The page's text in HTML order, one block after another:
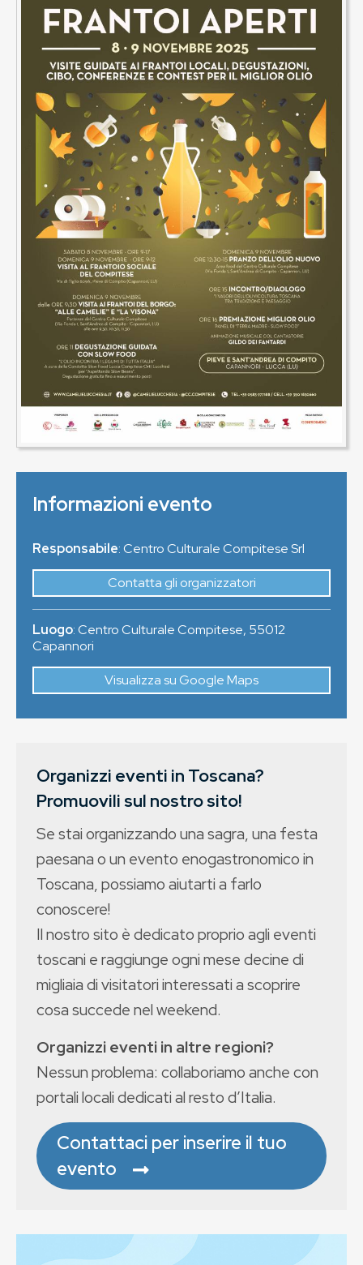
Informazioni evento
Responsabile: Centro Culturale Compitese Srl
Contatta gli organizzatori
Luogo:Centro Culturale Compitese, 55012
Capannori
Visualizza su Google Maps
Organizzi eventi in Toscana?
Promuovili sul nostro sito!
Se stai organizzando una sagra, una festa
paesana o un evento enogastronomico in
Toscana, possiamo aiutarti a farlo
conoscere!
Il nostro sito è dedicato proprio agli eventi
toscani e raggiunge ogni mese decine di
migliaia di visitatori interessati a scoprire
cosa succede nel weekend.
Organizzi eventi in altre regioni?
Nessun problema: collaboriamo anche con
portali locali dedicati al resto d’Italia.
Contattaci per inserire il tuo
evento